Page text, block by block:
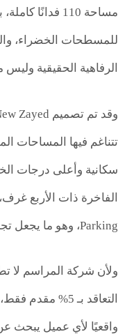
الرفاهية الحقيقية
سكانية وأعلى درجات
Parking، وهو ما يجعل تجربة السكن في المشروع أقرب إلى التجمعات السكنية العالمية.
ولأن شركة المراسم لا
واقعيًا لأي عميل يبحث